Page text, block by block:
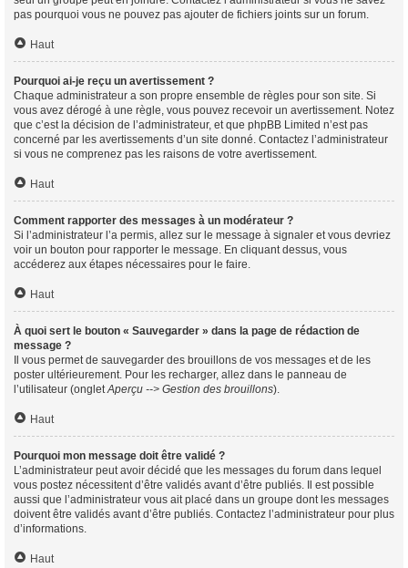
pas pourquoi vous ne pouvez pas ajouter de fichiers joints sur un forum.
Haut
Pourquoi ai-je reçu un avertissement ?
Chaque administrateur a son propre ensemble de règles pour son site. Si
vous avez dérogé à une règle, vous pouvez recevoir un avertissement. Notez
que c’est la décision de l’administrateur, et que phpBB Limited n’est pas
concerné par les avertissements d’un site donné. Contactez l’administrateur
si vous ne comprenez pas les raisons de votre avertissement.
Haut
Comment rapporter des messages à un modérateur ?
Si l’administrateur l’a permis, allez sur le message à signaler et vous devriez
voir un bouton pour rapporter le message. En cliquant dessus, vous
accéderez aux étapes nécessaires pour le faire.
Haut
À quoi sert le bouton « Sauvegarder » dans la page de rédaction de
message ?
Il vous permet de sauvegarder des brouillons de vos messages et de les
poster ultérieurement. Pour les recharger, allez dans le panneau de
l’utilisateur (ongletAperçu --> Gestion des brouillons).
Haut
Pourquoi mon message doit être validé ?
L’administrateur peut avoir décidé que les messages du forum dans lequel
vous postez nécessitent d’être validés avant d’être publiés. Il est possible
aussi que l’administrateur vous ait placé dans un groupe dont les messages
doivent être validés avant d’être publiés. Contactez l’administrateur pour plus
d’informations.
Haut